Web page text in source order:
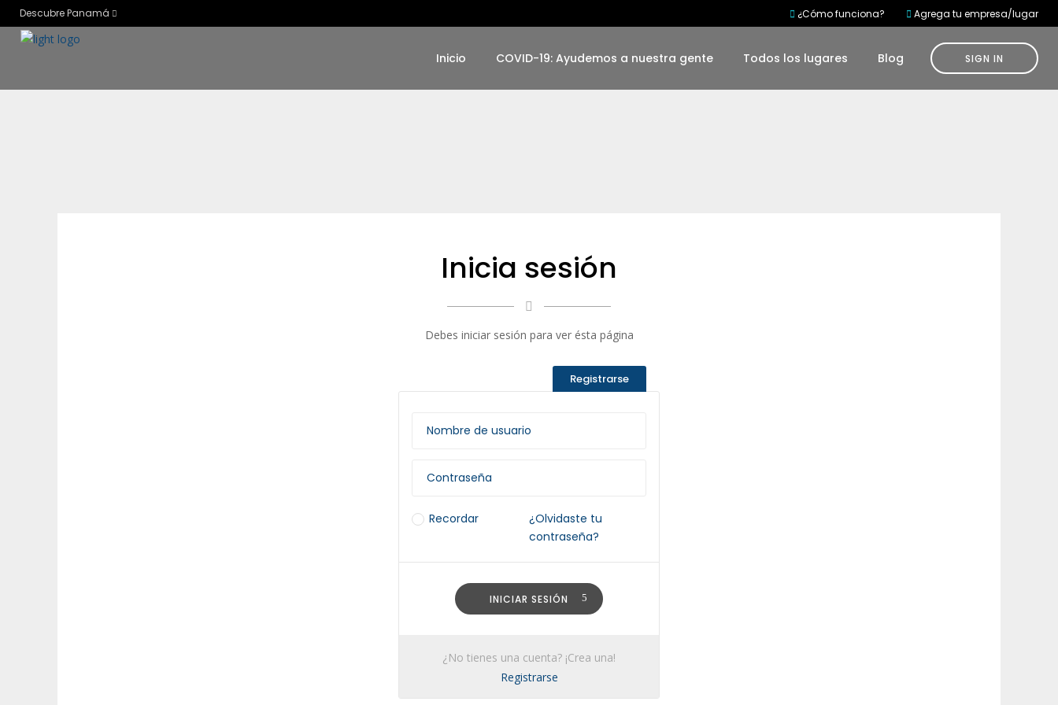
Descubre Panamá ¿Cómo funciona? Agrega tu empresa/lugar
Inicio COVID-19: Ayudemos a nuestra gente Todos los lugares Blog SIGN IN
Inicia sesión
Debes iniciar sesión para ver ésta página
Registrarse
Recordar
¿Olvidaste tu
contraseña?
INICIAR SESIÓN
¿No tienes una cuenta? ¡Crea una!
Registrarse